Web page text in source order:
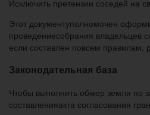
Исключить претензии соседей на
Этот документуполномочен
проведениесобрания владельцев
если составлен повсем правилам,
Законодательная база
Чтобы выполнить обмер земли по
составленияакта согласования